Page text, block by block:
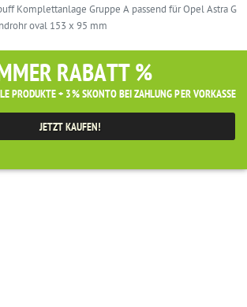
Komplettanlage Gruppe A passend für Opel Astra G
oval 153 x 95 mm
RABATT %
PRODUKTE + 3% SKONTO BEI ZAHLUNG PER VORKASSE
JETZT KAUFEN!